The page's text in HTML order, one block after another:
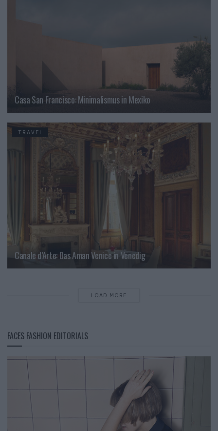
Casa San Francisco: Minimalismus in Mexiko
TRAVEL
Canale d’Arte: Das Aman Venice in Venedig
LOAD MORE
FACES FASHION EDITORIALS